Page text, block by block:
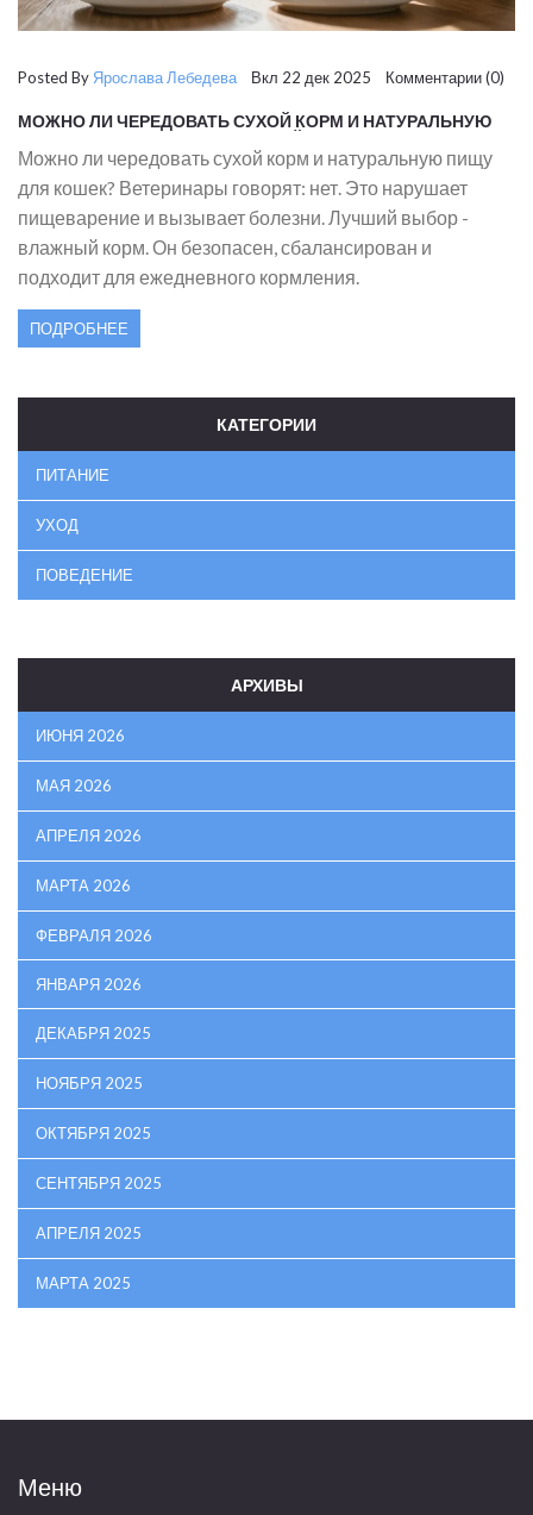
Posted By Ярослава ЛебедеваВкл 22 дек 2025 Комментарии (0)
МОЖНО ЛИ ЧЕРЕДОВАТЬ СУХОЙ КОРМ И НАТУРАЛЬНУЮ
Можно ли чередовать сухой корм и натуральную пищу
для кошек? Ветеринары говорят: нет. Это нарушает
пищеварение и вызывает болезни. Лучший выбор -
влажный корм. Он безопасен, сбалансирован и
подходит для ежедневного кормления.
ПОДРОБНЕЕ
КАТЕГОРИИ
ПИТАНИЕ
УХОД
ПОВЕДЕНИЕ
АРХИВЫ
ИЮНЯ 2026
МАЯ 2026
АПРЕЛЯ 2026
МАРТА 2026
ФЕВРАЛЯ 2026
ЯНВАРЯ 2026
ДЕКАБРЯ 2025
НОЯБРЯ 2025
ОКТЯБРЯ 2025
СЕНТЯБРЯ 2025
АПРЕЛЯ 2025
МАРТА 2025
Меню